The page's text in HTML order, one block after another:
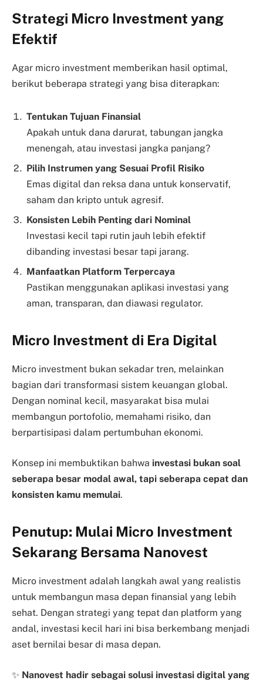
Strategi Micro Investment yang
Efektif
Agar micro investment memberikan hasil optimal,
berikut beberapa strategi yang bisa diterapkan:
Tentukan Tujuan Finansial
Apakah untuk dana darurat, tabungan jangka
menengah, atau investasi jangka panjang?
Pilih Instrumen yang Sesuai Profil Risiko
Emas digital dan reksa dana untuk konservatif,
saham dan kripto untuk agresif.
Konsisten Lebih Penting dari Nominal
Investasi kecil tapi rutin jauh lebih efektif
dibanding investasi besar tapi jarang.
Manfaatkan Platform Terpercaya
Pastikan menggunakan aplikasi investasi yang
aman, transparan, dan diawasi regulator.
Micro Investment di Era Digital
Micro investment bukan sekadar tren, melainkan
bagian dari transformasi sistem keuangan global.
Dengan nominal kecil, masyarakat bisa mulai
membangun portofolio, memahami risiko, dan
berpartisipasi dalam pertumbuhan ekonomi.
Konsep ini membuktikan bahwa investasi bukan soal
seberapa besar modal awal, tapi seberapa cepat dan
konsisten kamu memulai.
Penutup: Mulai Micro Investment
Sekarang Bersama Nanovest
Micro investment adalah langkah awal yang realistis
untuk membangun masa depan finansial yang lebih
sehat. Dengan strategi yang tepat dan platform yang
andal, investasi kecil hari ini bisa berkembang menjadi
aset bernilai besar di masa depan.
✨ Nanovest hadir sebagai solusi investasi digital yang